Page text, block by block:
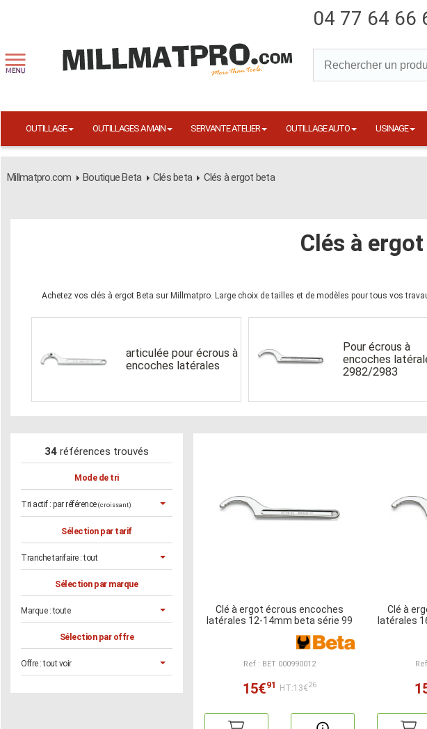
04 77 64 66
OUTILLAGE OUTILLAGES A MAIN SERVANTE ATELIER OUTILLAGE AUTO USINAGE
Millmatpro.com Boutique Beta Clés beta Clés à ergot beta
Clés à
Achetez vos clés à ergot Beta sur Millmatpro. Large choix de tailles et de modèles pour tous vos
articulée pour écrous à
encoches latérales
Pour écrous à
encoches
2982/2983
34références trouvés
Mode de tri
Tri actif : par référence (croissant)
Sélection par tarif
Tranche tarifaire :tout
Sélection par marque
Marque :toute
Sélection par offre
Offre :tout voir
Clé à ergot écrous encoches
latérales 12-14mm beta série 99
Ref : BET 000990012
15€91 HT:13€26
Clé à
latérales